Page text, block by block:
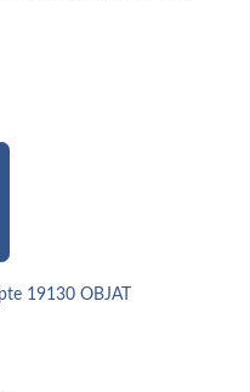
19130 OBJAT